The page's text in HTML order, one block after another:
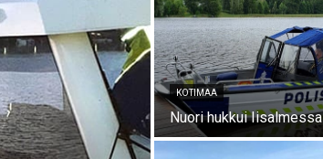
KOTIMAA
Nuori hukkui Iisalmessa